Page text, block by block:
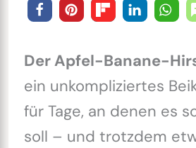
DerApfel-Banane-
ein unkompliziertes
für Tage, an denen es
soll – und trotzdem